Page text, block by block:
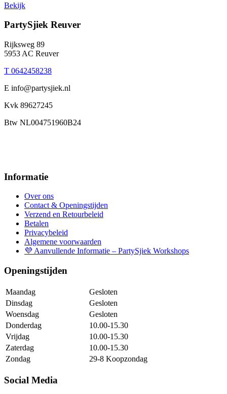
Bekijk
PartySjiek Reuver
Rijksweg 89
5953 AC Reuver
T 0642458238
E info@partysjiek.nl
Kvk 89627245
Btw NL004751960B24
Informatie
Over ons
Contact & Openingstijden
Verzend en Retourbeleid
Betalen
Privacybeleid
Algemene voorwaarden
💜 Aanvullende Informatie – PartySjiek Workshops
Openingstijden
Maandag
Gesloten
Dinsdag
Gesloten
Woensdag
Gesloten
Donderdag
10.00-15.30
Vrijdag
10.00-15.30
Zaterdag
10.00-15.30
Zondag
29-8 Koopzondag
Social Media